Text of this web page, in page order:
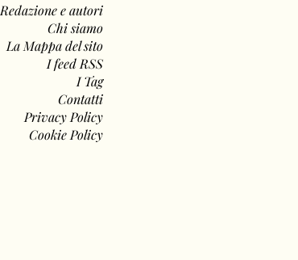
Redazione e autori
Chi siamo
La Mappa del sito
I feed RSS
I Tag
Contatti
Privacy Policy
Cookie Policy